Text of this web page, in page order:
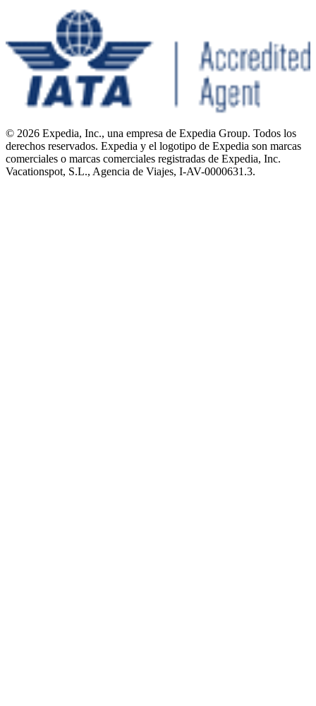
© 2026 Expedia, Inc., una empresa de Expedia Group. Todos los
derechos reservados. Expedia y el logotipo de Expedia son marcas
comerciales o marcas comerciales registradas de Expedia, Inc.
Vacationspot, S.L., Agencia de Viajes, I-AV-0000631.3.